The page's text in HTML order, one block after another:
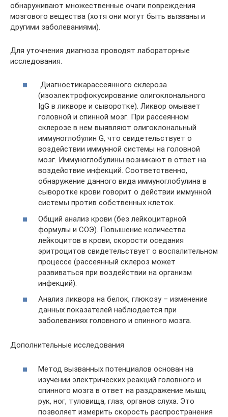
обнаруживают множественные очаги повреждения
мозгового вещества (хотя они могут быть вызваны и
другими заболеваниями).
Для уточнения диагноза проводят лабораторные
исследования.
Диагностикарассеянного склероза
(изоэлектрофокусирование олигоклонального
IgG в ликворе и сыворотке). Ликвор омывает
головной и спинной мозг. При рассеянном
склерозе в нем выявляют олигоклональный
иммуноглобулин G, что свидетельствует о
воздействии иммунной системы на головной
мозг. Иммуноглобулины возникают в ответ на
воздействие инфекций. Соответственно,
обнаружение данного вида иммуноглобулина в
сыворотке крови говорит о действии иммунной
системы против собственных клеток.
Общий анализ крови (без лейкоцитарной
формулы и СОЭ). Повышение количества
лейкоцитов в крови, скорости оседания
эритроцитов свидетельствует о воспалительном
процессе (рассеянный склероз может
развиваться при воздействии на организм
инфекций).
Анализ ликвора на белок, глюкозу – изменение
данных показателей наблюдается при
заболеваниях головного и спинного мозга.
Дополнительные исследования
Метод вызванных потенциалов основан на
изучении электрических реакций головного и
спинного мозга в ответ на раздражение мышц
рук, ног, туловища, глаз, органов слуха. Это
позволяет измерить скорость распространения